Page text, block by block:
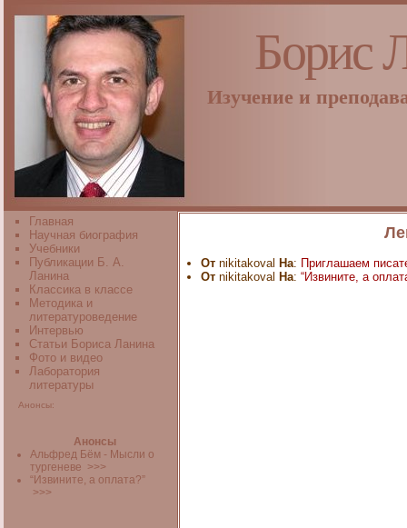
Борис
Изучение и
Главная
Научная биография
Учебники
Публикации Б. А.
Ланина
Классика в классе
Методика и
литературоведение
Интервью
Статьи Бориса Ланина
Фото и видео
Лаборатория
литературы
Анонсы:
Анонсы
Альфред Бём - Мысли о
тургеневе >>>
“Извините, а оплата?”
>>>
От nikitakoval На: Приглашаем
От nikitakoval На:“Извините, а